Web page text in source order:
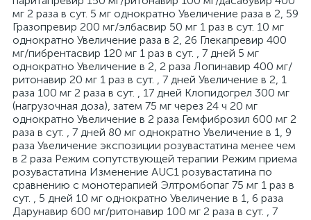
мг 2 раза в сут. 5 мг однократно Увеличение раза в 2, 59
Гразопревир 200 мг/элбасвир 50 мг 1 раз в сут. 10 мг
однократно Увеличение раза в 2, 26 Глекапревир 400
мг/пибрентасвир 120 мг 1 раз в сут. , 7 дней 5 мг
однократно Увеличение в 2, 2 раза Лопинавир 400 мг/
ритонавир 20 мг 1 раз в сут. , 7 дней Увеличение в 2, 1
раза 100 мг 2 раза в сут. , 17 дней Клопидогрел 300 мг
(нагрузочная доза), затем 75 мг через 24 ч 20 мг
однократно Увеличение в 2 раза Гемфиброзил 600 мг 2
раза в сут. , 7 дней 80 мг однократно Увеличение в 1, 9
раза Увеличение экспозиции розувастатина менее чем
в 2 раза Режим сопутствующей терапии Режим приема
розувастатина Изменение AUC1 розувастатина по
сравнению с монотерапией Элтромбопаг 75 мг 1 раз в
сут. , 5 дней 10 мг однократно Увеличение в 1, 6 раза
Дарунавир 600 мг/ритонавир 100 мг 2 раза в сут. , 7